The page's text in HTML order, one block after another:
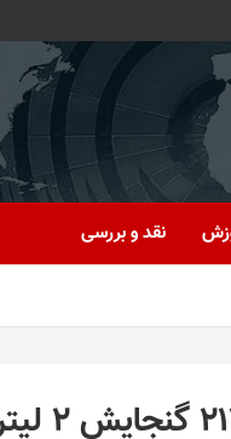
نقد و بررسی